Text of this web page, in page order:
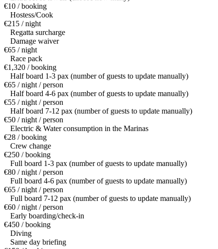
€10 / booking
Hostess/Cook
€215 / night
Regatta surcharge
Damage waiver
€65 / night
Race pack
€1,320 / booking
Half board 1-3 pax (number of guests to update manually)
€65 / night / person
Half board 4-6 pax (number of guests to update manually)
€55 / night / person
Half board 7-12 pax (number of guests to update manually)
€50 / night / person
Electric & Water consumption in the Marinas
€28 / booking
Crew change
€250 / booking
Full board 1-3 pax (number of guests to update manually)
€80 / night / person
Full board 4-6 pax (number of guests to update manually)
€65 / night / person
Full board 7-12 pax (number of guests to update manually)
€60 / night / person
Early boarding/check-in
€450 / booking
Diving
Same day briefing